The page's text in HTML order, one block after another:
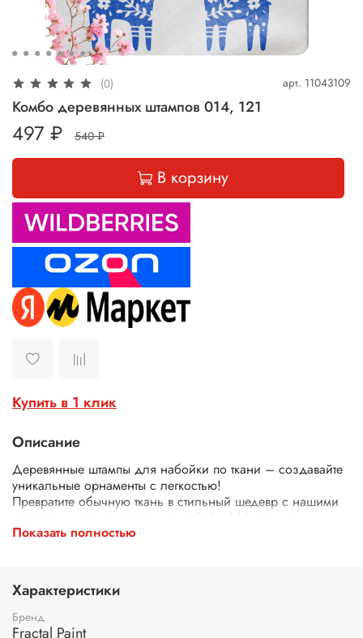
(0) арт. 11043109
Комбо деревянных штампов 014, 121
497 ₽ 540 ₽
В корзину
Купить в 1 клик
Описание
Деревянные штампы для набойки по ткани – создавайте
уникальные орнаменты с легкостью!
Превратите обычную ткань в стильный шедевр с нашими
деревянными штампами для набойки! Идеально
подходят для декора одежды, текстиля, сумок, скатертей
Экологичные – изготовлены из дерева.
Четкий оттиск – резные узоры и орнаменты гарантируют
аккуратный и красивый рисунок.
Эргономичная форма для комфортного нанесения.
Показать полностью
Характеристики
Бренд
Fractal Paint